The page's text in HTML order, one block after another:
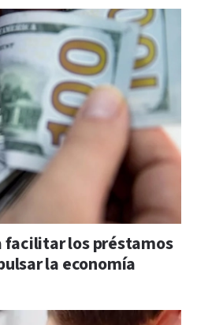
facilitar los préstamos
la economía